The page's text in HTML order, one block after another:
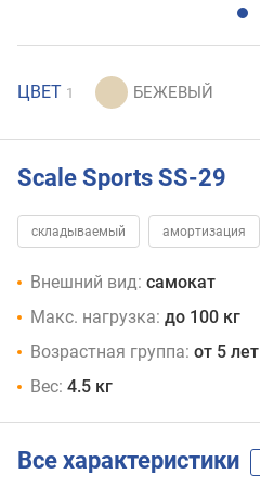
ЦВЕТ 1
Scale Sports SS-29
складываемый амортизация
Внешний вид: самокат
Макс. нагрузка: до 100 кг
Возрастная группа: от 5 лет
Вес: 4.5 кг
Все характеристики